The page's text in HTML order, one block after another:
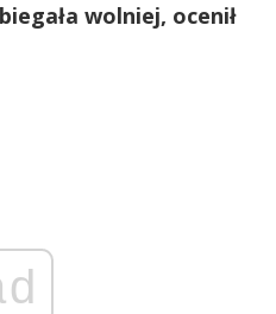
wolniej, ocenił